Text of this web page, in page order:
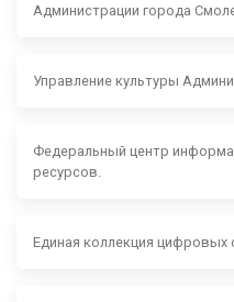
Администрации города
Управление культуры
Федеральный центр
ресурсов.
Единая коллекция цифровых